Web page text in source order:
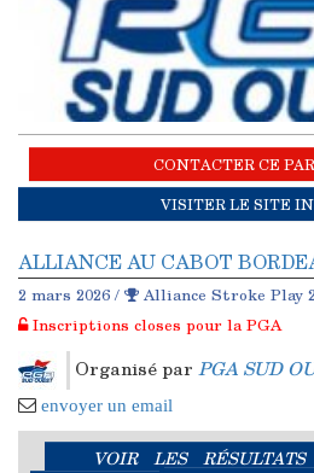
CONTACTER CE
VISITER LE SITE
ALLIANCE AU CABOT
2 mars 2026 /
Alliance Stroke Play
Inscriptions closes pour la PGA
Organisé par PGA SUD
envoyer un email
VOIR LES RÉSULTATS